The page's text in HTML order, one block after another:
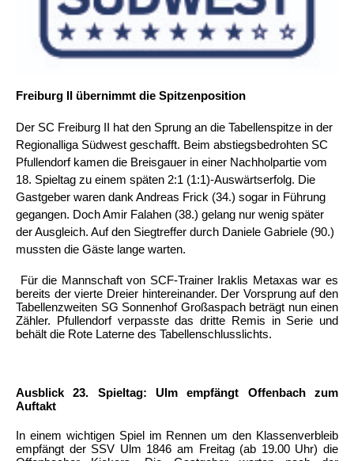
Freiburg II übernimmt die Spitzenposition
Der SC Freiburg II hat den Sprung an die Tabellenspitze in der
Regionalliga Südwest geschafft. Beim abstiegsbedrohten SC
Pfullendorf kamen die Breisgauer in einer Nachholpartie vom
18. Spieltag zu einem späten 2:1 (1:1)-Auswärtserfolg. Die
Gastgeber waren dank Andreas Frick (34.) sogar in Führung
gegangen. Doch Amir Falahen (38.) gelang nur wenig später
der Ausgleich. Auf den Siegtreffer durch Daniele Gabriele (90.)
mussten die Gäste lange warten.
Für die Mannschaft von SCF-Trainer Iraklis Metaxas war es
bereits der vierte Dreier hintereinander. Der Vorsprung auf den
Tabellenzweiten SG Sonnenhof Großaspach beträgt nun einen
Zähler. Pfullendorf verpasste das dritte Remis in Serie und
behält die Rote Laterne des Tabellenschlusslichts.
Ausblick 23. Spieltag: Ulm empfängt Offenbach zum
Auftakt
In einem wichtigen Spiel im Rennen um den Klassenverbleib
empfängt der SSV Ulm 1846 am Freitag (ab 19.00 Uhr) die